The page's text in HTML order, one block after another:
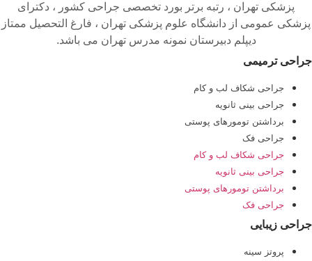
پزشکی تهران ، رتبه برتر بورد تخصصی جراحی کشور ، دکترای
پزشکی عمومی از دانشگاه علوم پزشکی تهران ، فارغ التحصیل ممتاز
دیپلم دبیرستان نمونه مدرس تهران می باشد.
جراحی ترمیمی
جراحی شکاف لب و کام
جراحی بینی ثانویه
برداشتن تومورهای پوستی
جراحی فک
جراحی شکاف لب و کام
جراحی بینی ثانویه
برداشتن تومورهای پوستی
جراحی فک
جراحی زیبایی
پروتز سینه